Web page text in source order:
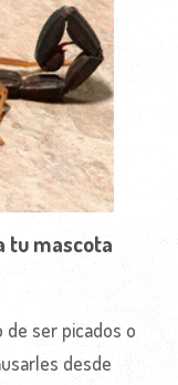
tu mascota
ser picados o
desde